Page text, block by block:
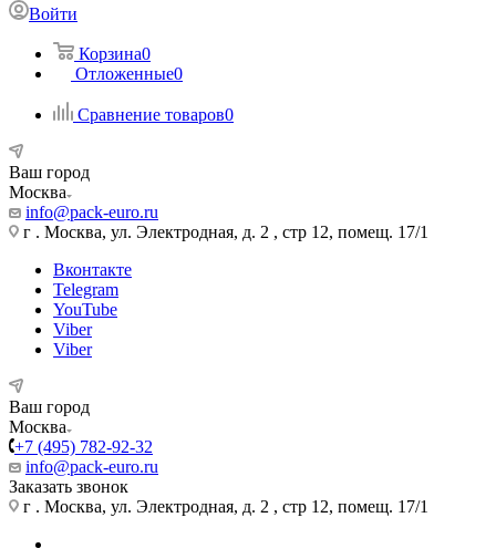
Войти
Корзина0
Отложенные0
Сравнение товаров0
Ваш город
Москва
info@pack-euro.ru
г . Москва, ул. Электродная, д. 2 , стр 12, помещ. 17/1
Вконтакте
Telegram
YouTube
Viber
Viber
Ваш город
Москва
+7 (495) 782-92-32
info@pack-euro.ru
Заказать звонок
г . Москва, ул. Электродная, д. 2 , стр 12, помещ. 17/1